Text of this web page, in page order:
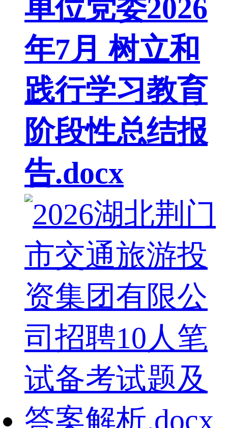
单位党委2026
年7月 树立和
践行学习教育
阶段性总结报
告.docx